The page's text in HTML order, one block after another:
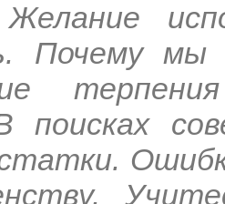
Желание
Почему мы
поисках